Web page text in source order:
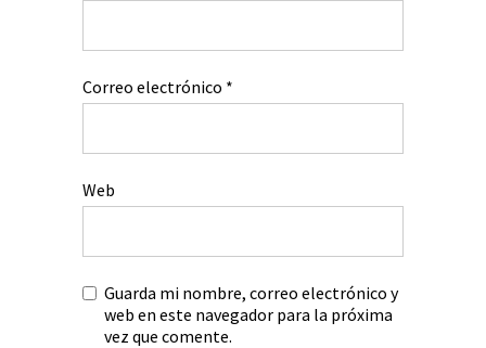
Correo electrónico *
Web
Guarda mi nombre, correo electrónico y
web en este navegador para la próxima
vez que comente.